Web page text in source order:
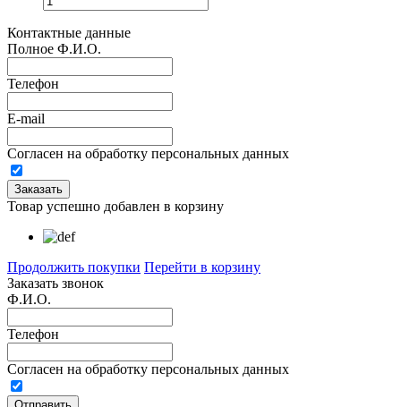
Контактные данные
Полное Ф.И.О.
Телефон
E-mail
Согласен на обработку персональных данных
Товар успешно добавлен в корзину
Продолжить покупки Перейти в корзину
Заказать звонок
Ф.И.О.
Телефон
Согласен на обработку персональных данных